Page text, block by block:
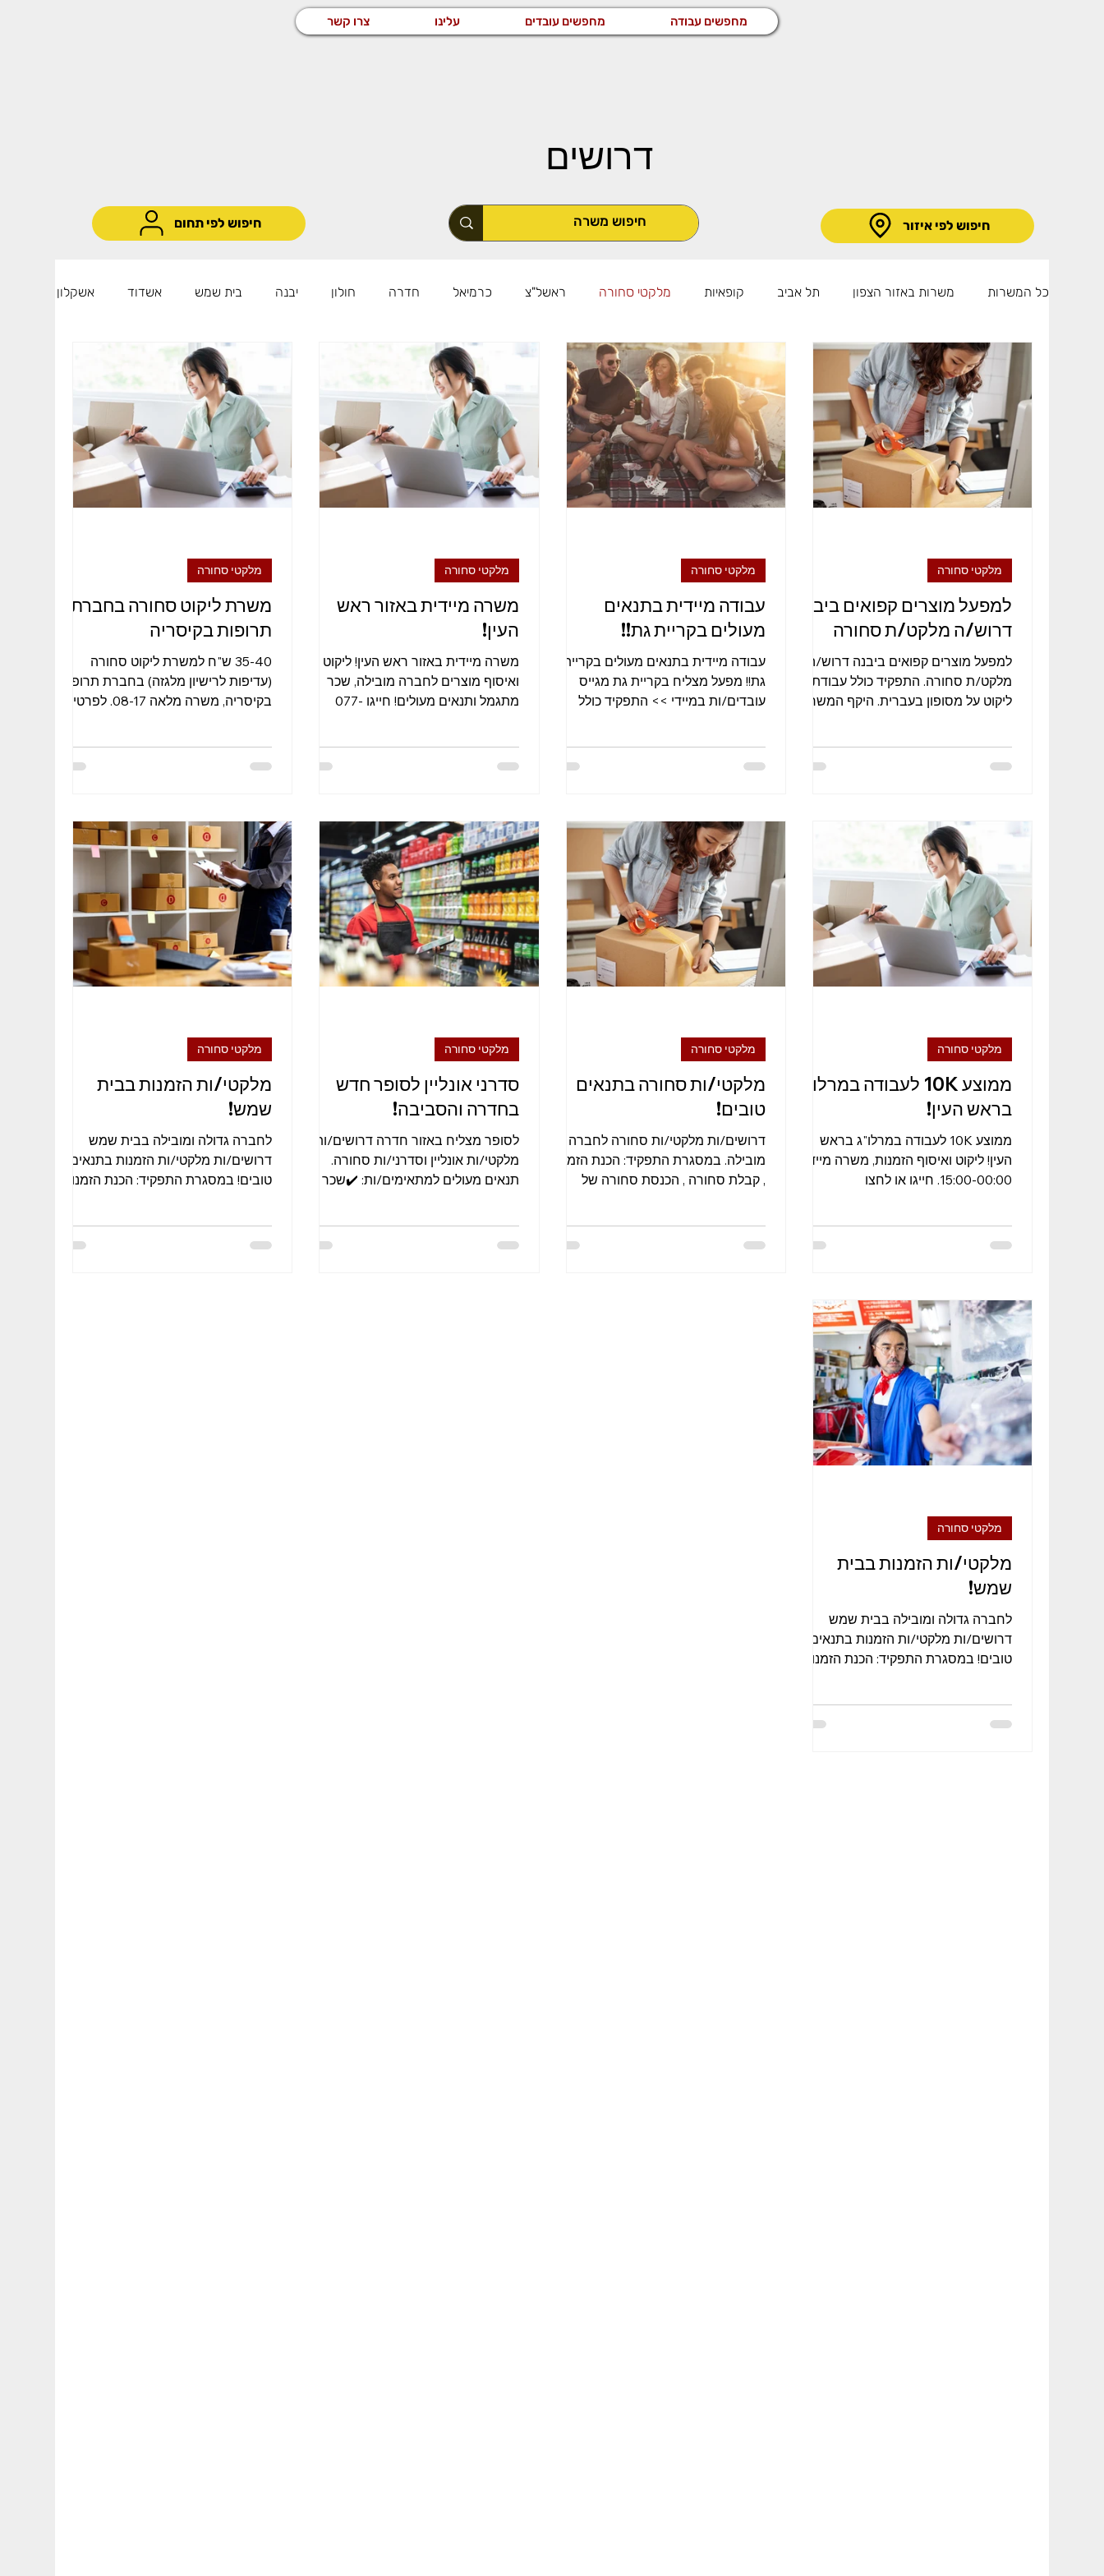
מחפשים עבודה מחפשים עובדים עלינו צרו קשר
דרושים
חיפוש לפי תחום חיפוש לפי איזור
כל המשרות משרות באזור הצפון תל אביב קופאיות מלקטי סחורה ראשל"צ כרמיאל חדרה חולון יבנה בית שמש אשדוד אשקלון
קריית גת רמלה משרות באזור השרון משרות באזור המרכז משרות באזור הדרום כללי שיווק ומכירות שירות לקוחות
מזכירות ואדמיניסטרציה ייצור ותעשייה לוגיסטיקה ומחסן מפעיל מכונה הנהלת חשבונות עבודות זמניות רמת גן מנהל/ת
למפעל מוצרים קפואים ביבנה
דרוש/ה מלקט/ת סחורה
למפעל מוצרים קפואים ביבנה דרוש/ה
מלקט/ת סחורה. התפקיד כולל עבודת
ליקוט על מסופון בעברית. היקף המשרה-
מלקטי סחורה
עבודה מיידית בתנאים
מעולים בקריית גת!!
עבודה מיידית בתנאים מעולים בקריית
גת!! מפעל מצליח בקריית גת מגייס
עובדים/ות במיידי >> התפקיד כולל
מלקטי סחורה
משרה מיידית באזור ראש
העין!
משרה מיידית באזור ראש העין! ליקוט
ואיסוף מוצרים לחברה מובילה, שכר
מתגמל ותנאים מעולים! חייגו 077-
מלקטי סחורה
משרת ליקוט סחורה בחברת
תרופות בקיסריה
35-40 ש"ח למשרת ליקוט סחורה
(עדיפות לרישיון מלגזה) בחברת תרופות
בקיסריה, משרה מלאה 08-17. לפרטים
מלקטי סחורה
ממוצע 10K לעבודה במרלו"ג
בראש העין!
ממוצע 10K לעבודה במרלו"ג בראש
העין! ליקוט ואיסוף הזמנות, משרה מיידית,
15:00-00:00. חייגו או לחצו
מלקטי סחורה
מלקטי/ות סחורה בתנאים
טובים!
דרושים/ות מלקטי/ות סחורה לחברה
מובילה. במסגרת התפקיד: הכנת הזמנות
, קבלת סחורה , הכנסת סחורה של
מלקטי סחורה
סדרני אונליין לסופר חדש
בחדרה והסביבה!
לסופר מצליח באזור חדרה דרושים/ות
מלקטי/ות אונליין וסדרני/ות סחורה.
תנאים מעולים למתאימים/ות: ✔️שכר
מלקטי סחורה
מלקטי/ות הזמנות בבית
שמש!
לחברה גדולה ומובילה בבית שמש
דרושים/ות מלקטי/ות הזמנות בתנאים
טובים! במסגרת התפקיד: הכנת הזמנות ,
מלקטי סחורה
מלקטי/ות הזמנות בבית
שמש!
לחברה גדולה ומובילה בבית שמש
דרושים/ות מלקטי/ות הזמנות בתנאים
טובים! במסגרת התפקיד: הכנת הזמנות,
מלקטי סחורה